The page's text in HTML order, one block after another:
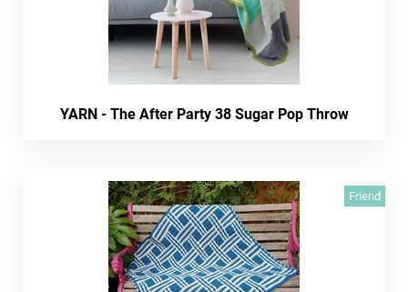
YARN - The After Party 38 Sugar Pop Throw
Friend